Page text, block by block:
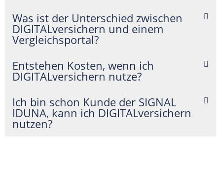
Was ist der Unterschied zwischen
DIGITALversichern und einem
Vergleichsportal?
Entstehen Kosten, wenn ich
DIGITALversichern nutze?
Ich bin schon Kunde der SIGNAL
IDUNA, kann ich DIGITALversichern
nutzen?